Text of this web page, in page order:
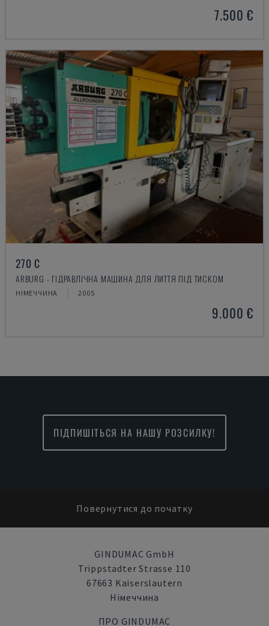
7.500 €
270 C
ARBURG - ГІДРАВЛІЧНА МАШИНА ДЛЯ ЛИТТЯ ПІД ТИСКОМ
НІМЕЧЧИНА 2005
9.000 €
ПІДПИШІТЬСЯ НА НАШУ РОЗСИЛКУ!
Повернутися до початку
GINDUMAC GmbH
Trippstadter Strasse 110
67663 Kaiserslautern
Німеччина
ПРО GINDUMAC